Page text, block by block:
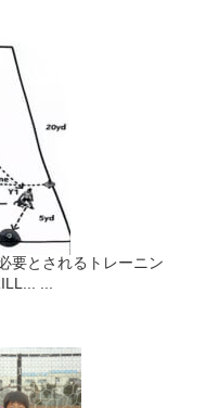
要とされるトレーニン
...